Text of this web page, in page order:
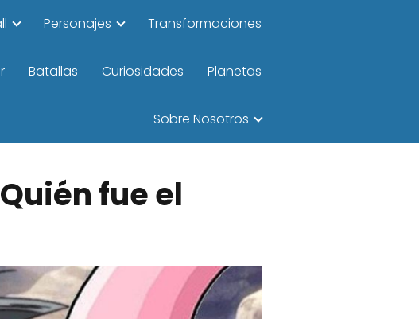
Personajes Transformaciones
Batallas Curiosidades Planetas
Sobre Nosotros
fue el